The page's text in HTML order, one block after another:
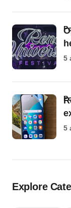
5
5
Explore